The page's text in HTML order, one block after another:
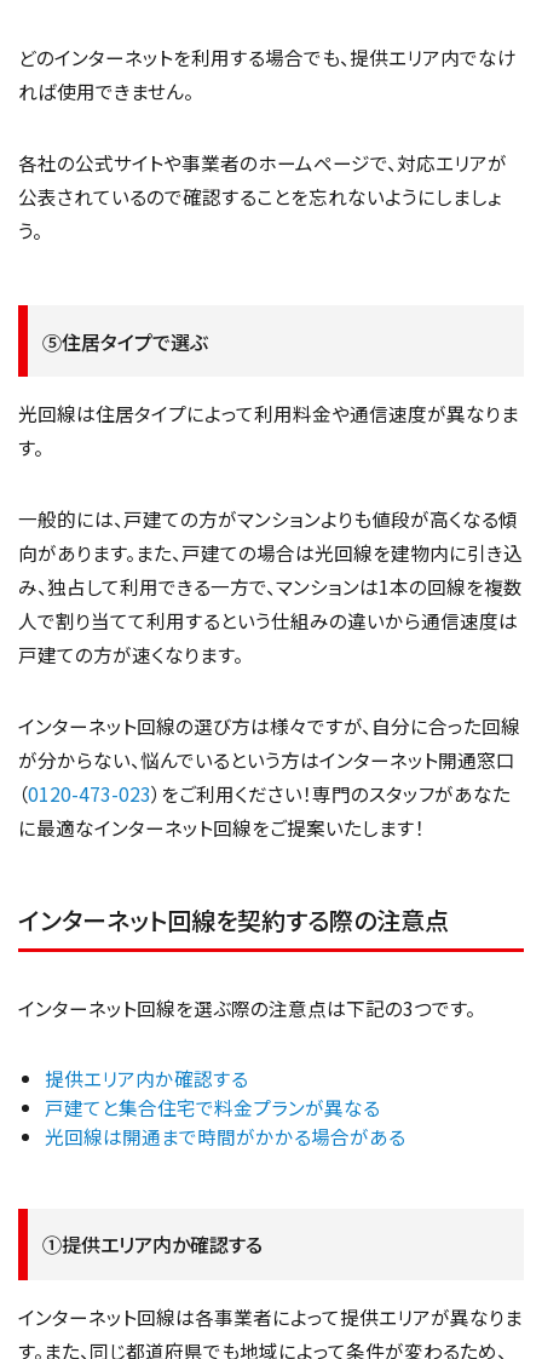
どのインターネットを利用する場合でも、提供エリア内でなけ
れば使用できません。
各社の公式サイトや事業者のホームページで、対応エリアが
公表されているので確認することを忘れないようにしましょ
う。
⑤住居タイプで選ぶ
光回線は住居タイプによって利用料金や通信速度が異なりま
す。
一般的には、戸建ての方がマンションよりも値段が高くなる傾
向があります。また、戸建ての場合は光回線を建物内に引き込
み、独占して利用できる一方で、マンションは1本の回線を複数
人で割り当てて利用するという仕組みの違いから通信速度は
戸建ての方が速くなります。
インターネット回線の選び方は様々ですが、自分に合った回線
が分からない、悩んでいるという方はインターネット開通窓口
（0120-473-023）をご利用ください！専門のスタッフがあなた
に最適なインターネット回線をご提案いたします！
インターネット回線を契約する際の注意点
インターネット回線を選ぶ際の注意点は下記の3つです。
提供エリア内か確認する
戸建てと集合住宅で料金プランが異なる
光回線は開通まで時間がかかる場合がある
①提供エリア内か確認する
インターネット回線は各事業者によって提供エリアが異なりま
す。また、同じ都道府県でも地域によって条件が変わるため、